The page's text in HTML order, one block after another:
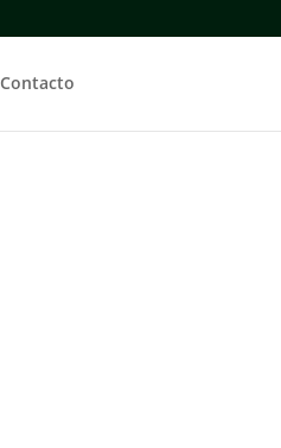
Contacto